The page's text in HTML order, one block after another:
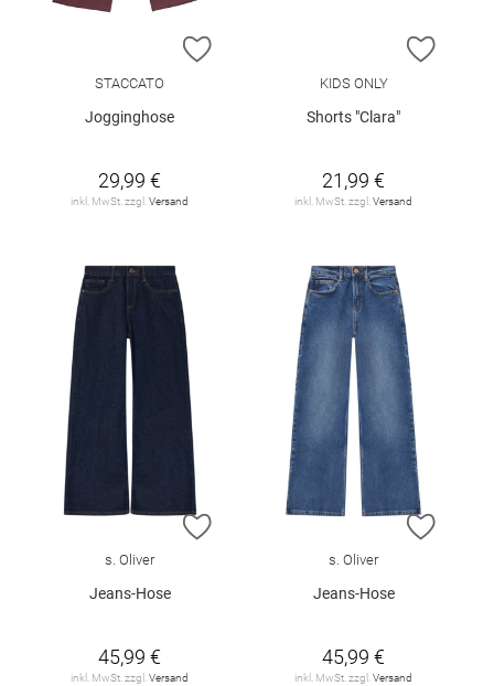
ZUR WUNSCHLISTE HINZUFÜGEN
STACCATO
Jogginghose
29,99 €
inkl. MwSt. zzgl. Versand
ZUR
KIDS ONLY
Shorts "Clara"
21,99 €
inkl. MwSt. zzgl. Versand
ZUR WUNSCHLISTE HINZUFÜGEN
s. Oliver
Jeans-Hose
45,99 €
inkl. MwSt. zzgl.Versand
ZUR
s. Oliver
Jeans-Hose
45,99 €
inkl. MwSt. zzgl.Versand